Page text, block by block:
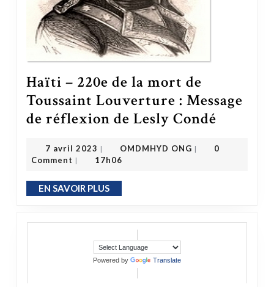
Haïti – 220e de la mort de
Toussaint Louverture : Message
de réflexion de Lesly Condé
7 avril 2023 7 avril 2023
| OMDMHYD ONG |
0
Comment | 17h06
EN SAVOIR PLUSEN SAVOIR PLUS
Powered by Translate